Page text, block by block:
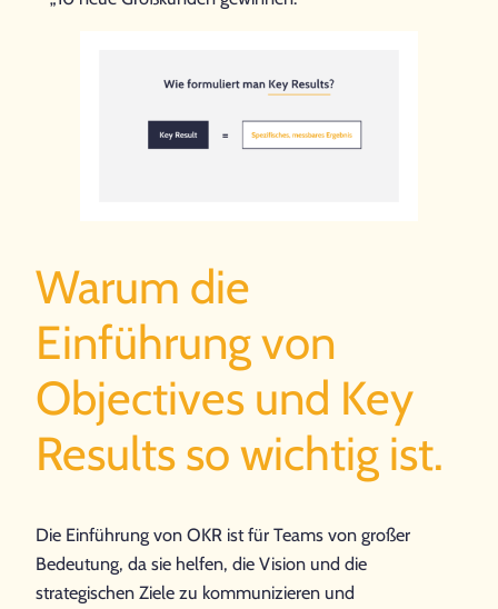
Warum die
Einführung von
Objectives und Key
Results so wichtig ist.
Die Einführung von OKR ist für Teams von großer
Bedeutung, da sie helfen, die Vision und die
strategischen Ziele zu kommunizieren und